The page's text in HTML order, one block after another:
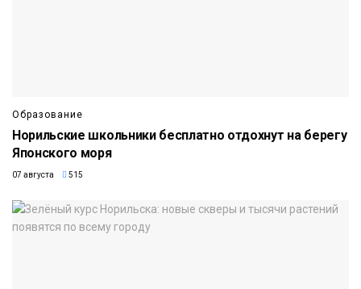
Образование
Норильские школьники бесплатно отдохнут на берегу
Японского моря
07 августа 515